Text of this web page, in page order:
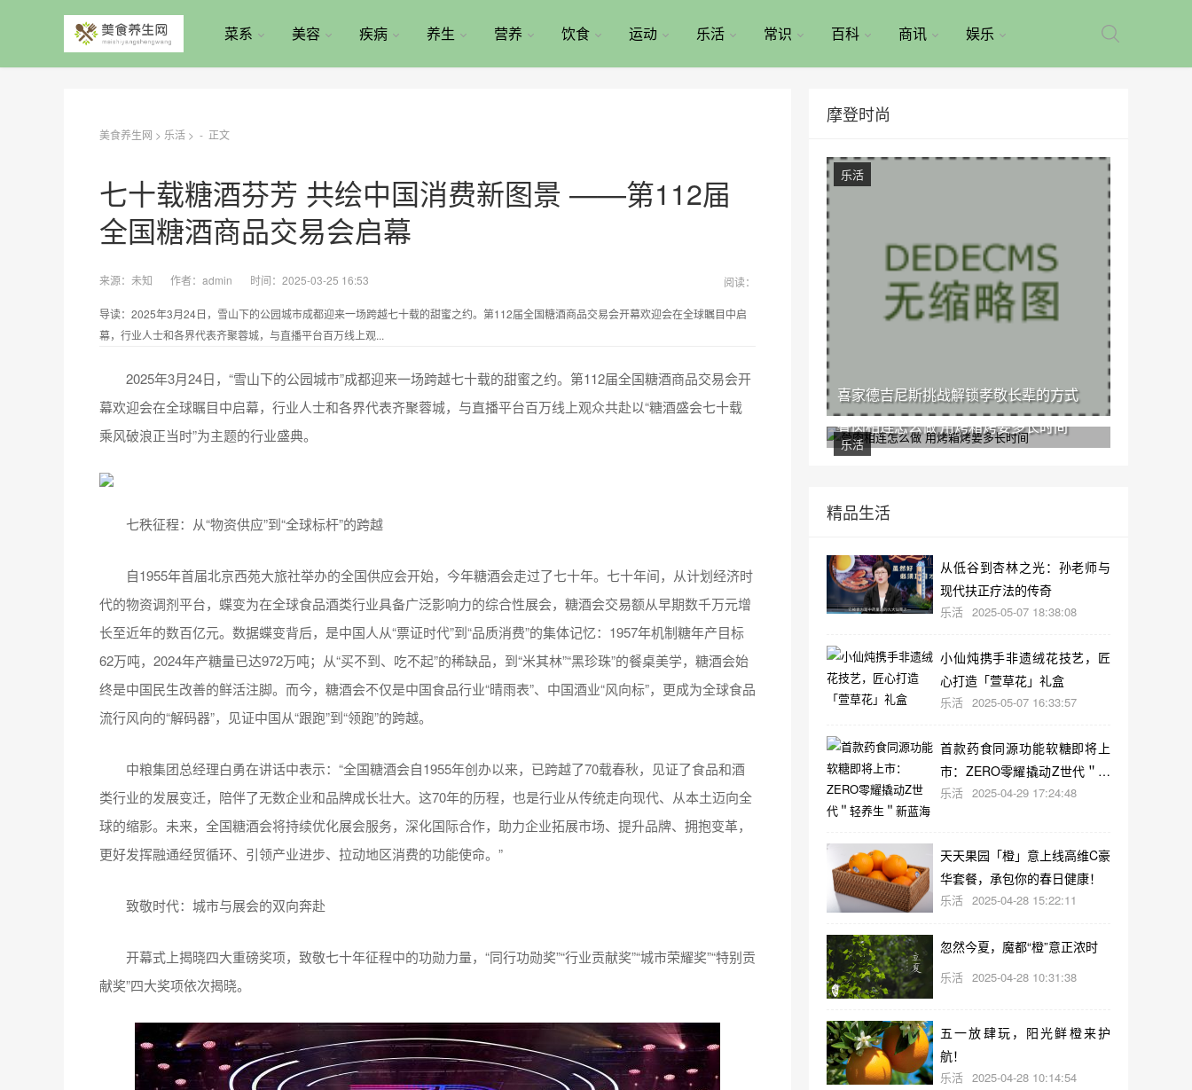
菜系 美容 疾病 养生 营养 饮食 运动 乐活 常识 百科 商讯 娱乐
美食养生网 > 乐活 > - 正文
七十载糖酒芬芳 共绘中国消费新图景 ——第112届
全国糖酒商品交易会启幕
来源： 未知 作者： admin 时间：2025-03-25 16:53 阅读：
导读：2025年3月24日，雪山下的公园城市成都迎来一场跨越七十载的甜蜜之约。第112届全国糖酒商品交易会开幕欢迎会在全球瞩目中启
幕，行业人士和各界代表齐聚蓉城，与直播平台百万线上观...
2025年3月24日，“雪山下的公园城市”成都迎来一场跨越七十载的甜蜜之约。第112届全国糖酒商品交易会开
幕欢迎会在全球瞩目中启幕，行业人士和各界代表齐聚蓉城，与直播平台百万线上观众共赴以“糖酒盛会七十载
乘风破浪正当时”为主题的行业盛典。
七秩征程：从“物资供应”到“全球标杆”的跨越
自1955年首届北京西苑大旅社举办的全国供应会开始，今年糖酒会走过了七十年。七十年间，从计划经济时
代的物资调剂平台，蝶变为在全球食品酒类行业具备广泛影响力的综合性展会，糖酒会交易额从早期数千万元增
长至近年的数百亿元。数据蝶变背后，是中国人从“票证时代”到“品质消费”的集体记忆：1957年机制糖年产目标
62万吨，2024年产糖量已达972万吨；从“买不到、吃不起”的稀缺品，到“米其林”“黑珍珠”的餐桌美学，糖酒会始
终是中国民生改善的鲜活注脚。而今，糖酒会不仅是中国食品行业“晴雨表”、中国酒业“风向标”，更成为全球食品
流行风向的“解码器”，见证中国从“跟跑”到“领跑”的跨越。
中粮集团总经理白勇在讲话中表示：“全国糖酒会自1955年创办以来，已跨越了70载春秋，见证了食品和酒
类行业的发展变迁，陪伴了无数企业和品牌成长壮大。这70年的历程，也是行业从传统走向现代、从本土迈向全
球的缩影。未来，全国糖酒会将持续优化展会服务，深化国际合作，助力企业拓展市场、提升品牌、拥抱变革，
更好发挥融通经贸循环、引领产业进步、拉动地区消费的功能使命。”
致敬时代：城市与展会的双向奔赴
开幕式上揭晓四大重磅奖项，致敬七十年征程中的功勋力量，“同行功勋奖”“行业贡献奖”“城市荣耀奖”“特别贡
献奖”四大奖项依次揭晓。
摩登时尚
喜家德吉尼斯挑战解锁孝敬长辈的方式
乐活
骨肉相连怎么做 用烤箱烤要多长时间
乐活
精品生活
从低谷到杏林之光：孙老师与
现代扶正疗法的传奇
乐活 2025-05-07 18:38:08
小仙炖携手非遗绒花技艺，匠
心打造「萱草花」礼盒
乐活 2025-05-07 16:33:57
首款药食同源功能软糖即将上
市：ZERO零耀撬动Z世代＂轻
养生＂新蓝海
乐活 2025-04-29 17:24:48
天天果园「橙」意上线高维C豪
华套餐，承包你的春日健康！
乐活 2025-04-28 15:22:11
忽然今夏，魔都“橙”意正浓时
乐活 2025-04-28 10:31:38
五一放肆玩，阳光鲜橙来护
航！
乐活 2025-04-28 10:14:54